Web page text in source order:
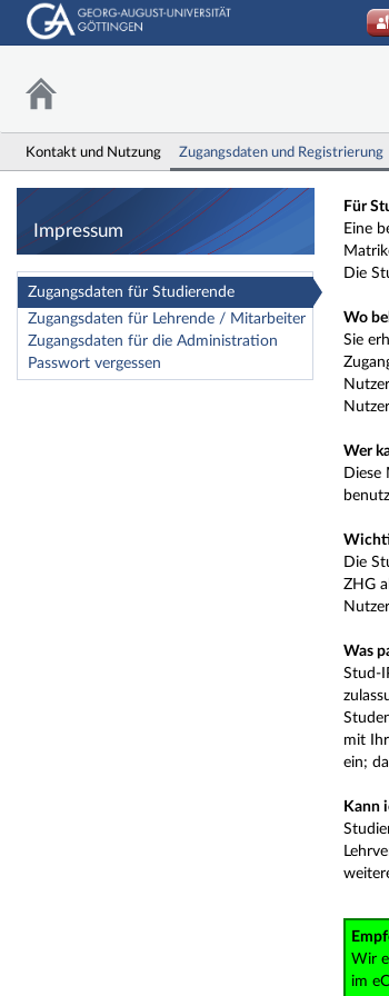
Kontakt und Nutzung Zugangsdaten und Registrierung
Impressum
Zugangsdaten für Studierende
Zugangsdaten für Lehrende / Mitarbeiter
Zugangsdaten für die Administration
Passwort vergessen
Für
Eine
Die
Wo
Sie
Wer
Diese
Die
ZHG
Was
Stud-
mit
ein;
Kann
Wir
im